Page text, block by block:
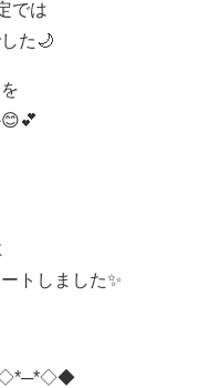
では
た🌙
トしました✨